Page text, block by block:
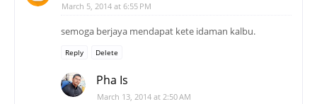
March 5, 2014 at 6:55 PM
semoga berjaya mendapat kete idaman kalbu.
Reply Delete
Pha Is
March 13, 2014 at 2:50 AM